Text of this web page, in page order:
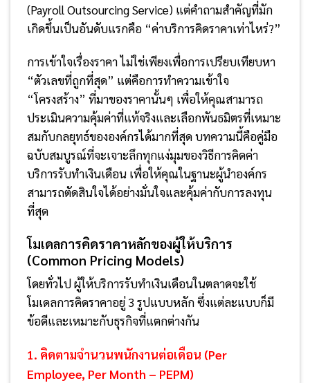
(Payroll Outsourcing Service) แต่คำถามสำคัญที่มัก
เกิดขึ้นเป็นอันดับแรกคือ “ค่าบริการคิดราคาเท่าไหร่?”
การเข้าใจเรื่องราคา ไม่ใช่เพียงเพื่อการเปรียบเทียบหา
“ตัวเลขที่ถูกที่สุด” แต่คือการทำความเข้าใจ
“โครงสร้าง” ที่มาของราคานั้นๆ เพื่อให้คุณสามารถ
ประเมินความคุ้มค่าที่แท้จริงและเลือกพันธมิตรที่เหมาะ
สมกับกลยุทธ์ขององค์กรได้มากที่สุด บทความนี้คือคู่มือ
ฉบับสมบูรณ์ที่จะเจาะลึกทุกแง่มุมของวิธีการคิดค่า
บริการรับทำเงินเดือน เพื่อให้คุณในฐานะผู้นำองค์กร
สามารถตัดสินใจได้อย่างมั่นใจและคุ้มค่ากับการลงทุน
ที่สุด
โมเดลการคิดราคาหลักของผู้ให้บริการ
(Common Pricing Models)
โดยทั่วไป ผู้ให้บริการรับทำเงินเดือนในตลาดจะใช้
โมเดลการคิดราคาอยู่ 3 รูปแบบหลัก ซึ่งแต่ละแบบก็มี
ข้อดีและเหมาะกับธุรกิจที่แตกต่างกัน
1. คิดตามจำนวนพนักงานต่อเดือน (Per
Employee, Per Month – PEPM)